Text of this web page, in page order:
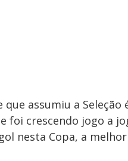
assumiu a Seleção
foi crescendo jogo a
nesta Copa, a